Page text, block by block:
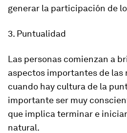
generar la participación de
3. Puntualidad
Las personas comienzan a
aspectos importantes de las
cuando hay cultura de la
importante ser muy
que implica terminar e
natural.